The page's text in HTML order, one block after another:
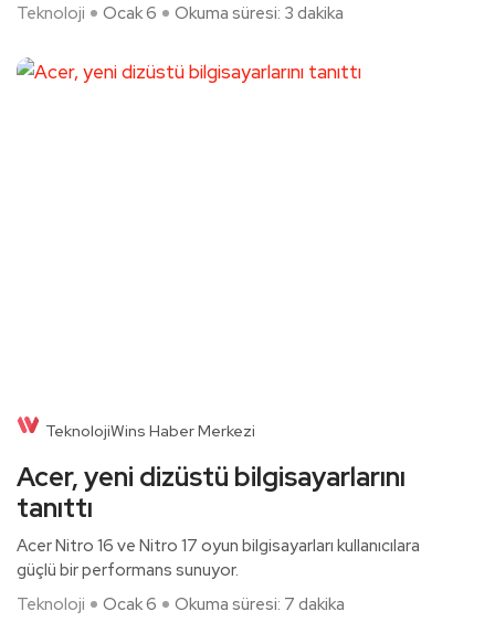
Teknoloji
Ocak 6 Okuma süresi: 3 dakika
TeknolojiWins Haber Merkezi
Acer, yeni dizüstü bilgisayarlarını
tanıttı
Acer Nitro 16 ve Nitro 17 oyun bilgisayarları kullanıcılara
güçlü bir performans sunuyor.
Teknoloji
Ocak 6 Okuma süresi: 7 dakika